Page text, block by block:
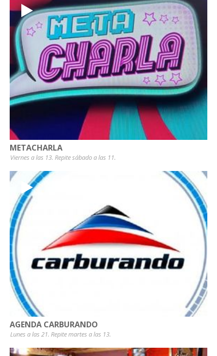
METACHARLA
Viernes a las 13. Repite sábado a las 11.
AGENDA CARBURANDO
Lunes a las 21. Repite martes a las 13.